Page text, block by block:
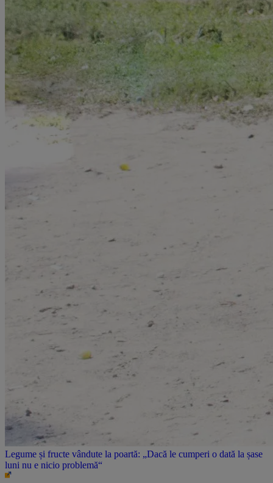
Legume și fructe vândute la poartă: „Dacă le cumperi o dată la șase
luni nu e nicio problemă“